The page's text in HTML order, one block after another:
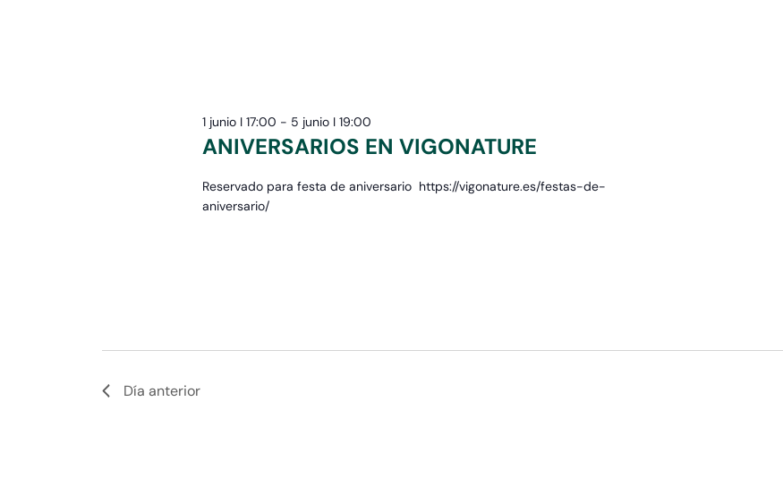
ANIVERSARIOS EN VIGONATURE
1 junio I 17:00 - 5 junio I 19:00
Reservado para festa de aniversario https://vigonature.es/festas-de-
aniversario/
Día anterior